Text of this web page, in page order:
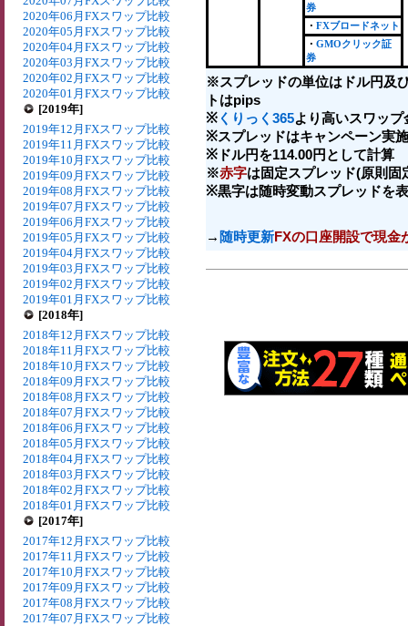
2020年06月FXスワップ比較
2020年05月FXスワップ比較
2020年04月FXスワップ比較
2020年03月FXスワップ比較
2020年02月FXスワップ比較
2020年01月FXスワップ比較
[2019年]
2019年12月FXスワップ比較
2019年11月FXスワップ比較
2019年10月FXスワップ比較
2019年09月FXスワップ比較
2019年08月FXスワップ比較
2019年07月FXスワップ比較
2019年06月FXスワップ比較
2019年05月FXスワップ比較
2019年04月FXスワップ比較
2019年03月FXスワップ比較
2019年02月FXスワップ比較
2019年01月FXスワップ比較
[2018年]
2018年12月FXスワップ比較
2018年11月FXスワップ比較
2018年10月FXスワップ比較
2018年09月FXスワップ比較
2018年08月FXスワップ比較
2018年07月FXスワップ比較
2018年06月FXスワップ比較
2018年05月FXスワップ比較
2018年04月FXスワップ比較
2018年03月FXスワップ比較
2018年02月FXスワップ比較
2018年01月FXスワップ比較
[2017年]
2017年12月FXスワップ比較
2017年11月FXスワップ比較
2017年10月FXスワップ比較
2017年09月FXスワップ比較
2017年08月FXスワップ比較
2017年07月FXスワップ比較
券
・ FXブロードネット
・ GMOクリック証
券
※スプレッドの単位はドル円及
トはpips
※ くりっく365より高いスワップ
※スプレッドはキャンペーン実
※ドル円を114.00円として計算
※赤字は固定スプレッド(原則固
※黒字は随時変動スプレッドを
→ 随時更新FXの口座開設で現金